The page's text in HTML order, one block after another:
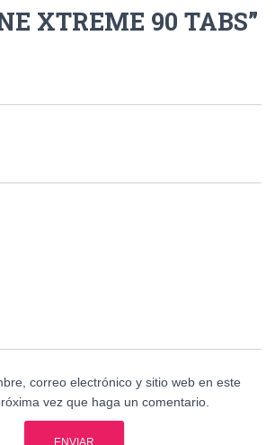
XTREME 90 TABS”
correo electrónico y sitio web en este
vez que haga un comentario.